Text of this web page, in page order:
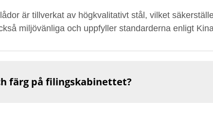
är tillverkat av högkvalitativt stål, vilket
miljövänliga och uppfyller standarderna enligt
färg på filingskabinettet?